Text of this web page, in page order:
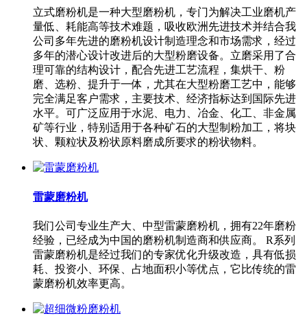
立式磨粉机是一种大型磨粉机，专门为解决工业磨机产
量低、耗能高等技术难题，吸收欧洲先进技术并结合我
公司多年先进的磨粉机设计制造理念和市场需求，经过
多年的潜心设计改进后的大型粉磨设备。立磨采用了合
理可靠的结构设计，配合先进工艺流程，集烘干、粉
磨、选粉、提升于一体，尤其在大型粉磨工艺中，能够
完全满足客户需求，主要技术、经济指标达到国际先进
水平。可广泛应用于水泥、电力、冶金、化工、非金属
矿等行业，特别适用于各种矿石的大型制粉加工，将块
状、颗粒状及粉状原料磨成所要求的粉状物料。
雷蒙磨粉机
我们公司专业生产大、中型雷蒙磨粉机，拥有22年磨粉
经验，已经成为中国的磨粉机制造商和供应商。 R系列
雷蒙磨粉机是经过我们的专家优化升级改造，具有低损
耗、投资小、环保、占地面积小等优点，它比传统的雷
蒙磨粉机效率更高。